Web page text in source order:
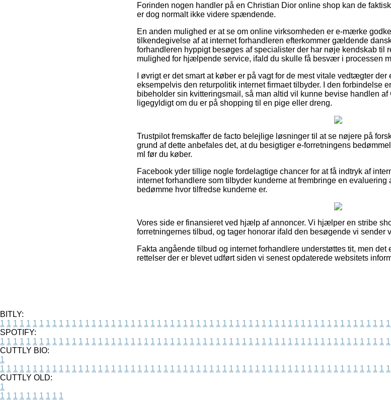
Forinden nogen handler på en Christian Dior online shop kan de
er dog normalt ikke videre spændende.
En anden mulighed er at se om online virksomheden er e-mærke
tilkendegivelse af at internet forhandleren efterkommer gældende
forhandleren hyppigt besøges af specialister der har nøje kendskab til
mulighed for hjælpende service, ifald du skulle få besvær i processen
I øvrigt er det smart at køber er på vagt for de mest vitale vedtægter
eksempelvis den returpolitik internet firmaet tilbyder. I den forbindelse
bibeholder sin kvitteringsmail, så man altid vil kunne bevise handlen
ligegyldigt om du er på shopping til en pige eller dreng.
Trustpilot fremskaffer de facto belejlige løsninger til at se nøjere på
grund af dette anbefales det, at du besigtiger e-forretningens
ml før du køber.
Facebook yder tillige nogle fordelagtige chancer for at få indtryk af
internet forhandlere som tilbyder kunderne at frembringe en
bedømme hvor tilfredse kunderne er.
Vores side er finansieret ved hjælp af annoncer. Vi hjælper en stribe
forretningernes tilbud, og tager honorar ifald den besøgende vi sender
Fakta angående tilbud og internet forhandlere understøttes tit, men det
rettelser der er blevet udført siden vi senest opdaterede websitets
BITLY:
1 1 1 1 1 1 1 1 1 1 1 1 1 1 1 1 1 1 1 1 1 1 1 1 1 1 1 1 1 1 1 1 1 1 1 1 1 1 1 1 1 1 1 1 1 1 1 1 1 1 1 1 1 1 1 1 1 1 1 1
SPOTIFY:
1 1 1 1 1 1 1 1 1 1 1 1 1 1 1 1 1 1 1 1 1 1 1 1 1 1 1 1 1 1 1 1 1 1 1 1 1 1 1 1 1 1 1 1 1 1 1 1 1 1 1 1 1 1 1 1 1 1 1 1
CUTTLY BIO:
1
1 1 1 1 1 1 1 1 1 1 1 1 1 1 1 1 1 1 1 1 1 1 1 1 1 1 1 1 1 1 1 1 1 1 1 1 1 1 1 1 1 1 1 1 1 1 1 1 1 1 1 1 1 1 1 1 1 1 1 1
CUTTLY OLD:
1
1 1 1 1 1 1 1 1 1 1